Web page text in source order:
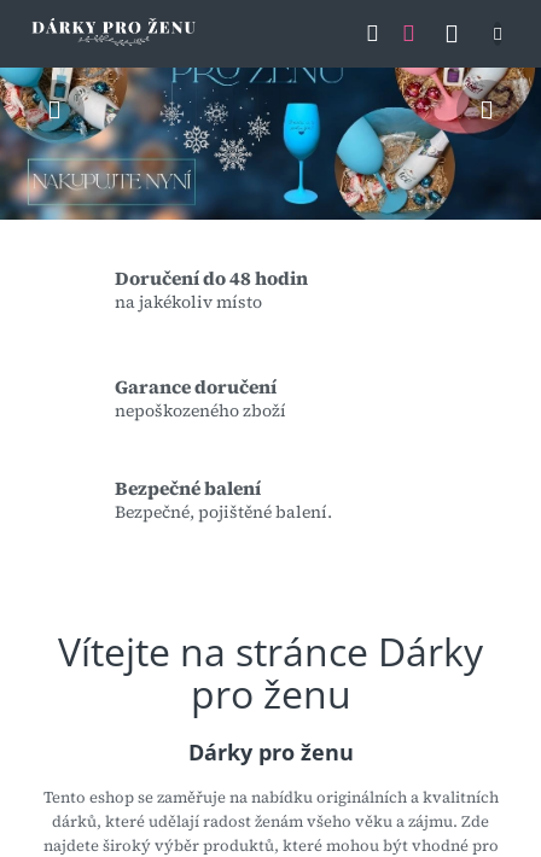
V
í
t
e
j
t
Předchozí
Doručení do 48 hodin
na jakékoliv místo
Garance doručení
nepoškozeného zboží
Bezpečné balení
Bezpečné, pojištěné balení.
Vítejte na stránce Dárky
pro ženu
Dárky pro ženu
Tento eshop se zaměřuje na nabídku originálních a kvalitních
dárků, které udělají radost ženám všeho věku a zájmu. Zde
najdete široký výběr produktů, které mohou být vhodné pro